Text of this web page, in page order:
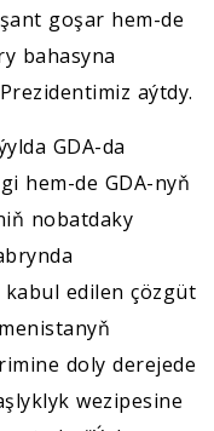
goşar hem-de
bahasyna
aýtdy.
GDA-da
hem-de GDA-nyň
nobatdaky
edilen çözgüt
doly derejede
wezipesine